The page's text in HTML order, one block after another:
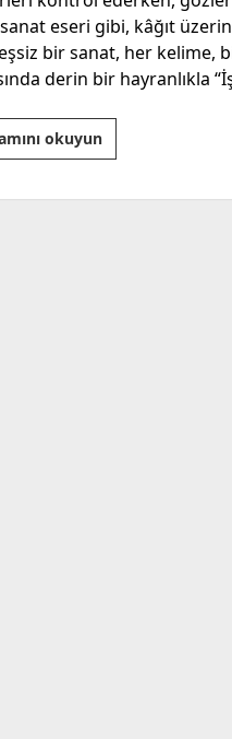
eseri gibi, kâğıt
eşsiz bir sanat, her kelime,
derin bir hayranlıkla
okuyun“El
Yazısının